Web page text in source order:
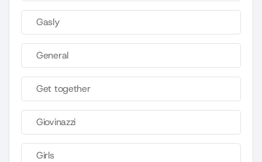
Gasly
General
Get together
Giovinazzi
Girls